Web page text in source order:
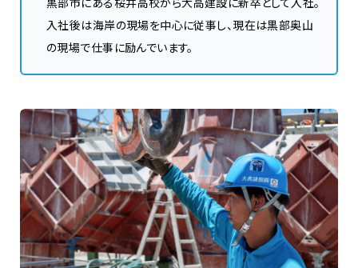
入社後は海岸の現場を中心に従事し、現在は黒部奥山
の現場で仕事に励んでいます。